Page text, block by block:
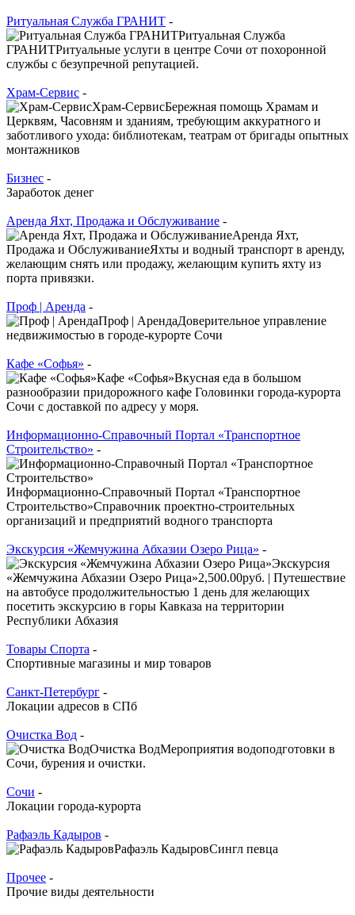
Ритуальная Служба ГРАНИТ -
Ритуальная Служба
ГРАНИТРитуальные услуги в центре Сочи от похоронной
службы с безупречной репутацией.
Храм-Сервис -
Храм-СервисБережная помощь Храмам и
Церквям, Часовням и зданиям, требующим аккуратного и
заботливого ухода: библиотекам, театрам от бригады опытных
монтажников
Бизнес -
Заработок денег
Аренда Яхт, Продажа и Обслуживание -
Аренда Яхт,
Продажа и ОбслуживаниеЯхты и водный транспорт в аренду,
желающим снять или продажу, желающим купить яхту из
порта привязки.
Проф | Аренда -
Проф | АрендаДоверительное управление
недвижимостью в городе-курорте Сочи
Кафе «Софья» -
Кафе «Софья»Вкусная еда в большом
разнообразии придорожного кафе Головинки города-курорта
Сочи с доставкой по адресу у моря.
Информационно-Справочный Портал «Транспортное
Строительство» -
Информационно-Справочный Портал «Транспортное
Строительство»Справочник проектно-строительных
организаций и предприятий водного транспорта
Экскурсия «Жемчужина Абхазии Озеро Рица» -
Экскурсия
«Жемчужина Абхазии Озеро Рица»2,500.00руб. | Путешествие
на автобусе продолжительностью 1 день для желающих
посетить экскурсию в горы Кавказа на территории
Республики Абхазия
Товары Спорта -
Спортивные магазины и мир товаров
Санкт-Петербург -
Локации адресов в СПб
Очистка Вод -
Очистка ВодМероприятия водоподготовки в
Сочи, бурения и очистки.
Сочи -
Локации города-курорта
Рафаэль Кадыров -
Рафаэль КадыровСингл певца
Прочее -
Прочие виды деятельности